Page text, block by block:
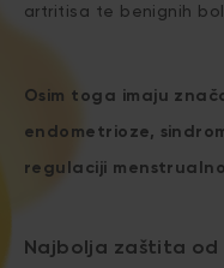
artritisa te benignih
Osim toga imaju
endometrioze,
regulaciji
Najbolja zaštita od